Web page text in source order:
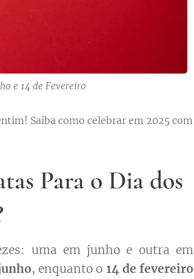
e 14 de Fevereiro
Saiba como celebrar em 2025 com
Para o Dia dos
uma em junho e outra em
, enquanto o 14 de fevereiro